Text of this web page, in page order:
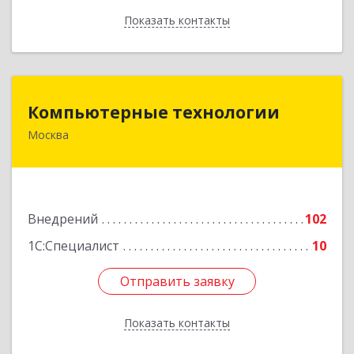
Показать контакты
Назад
Компьютерные технологии
Москва
Внедрений
102
1С:Специалист
10
Отправить заявку
Показать контакты
125466, Москва, Ландышевая ул, дом № 12,
Отправить заявку
Назад